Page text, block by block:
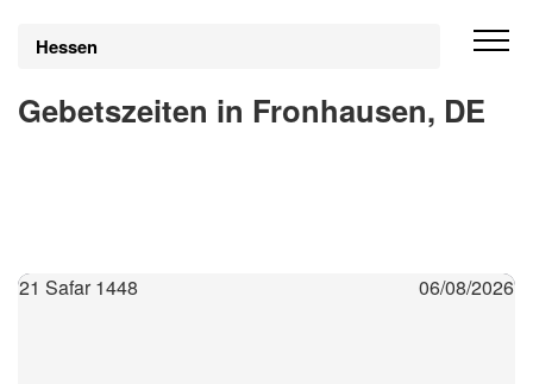
Hessen
Gebetszeiten in Fronhausen, DE
21 Safar 1448 06/08/2026